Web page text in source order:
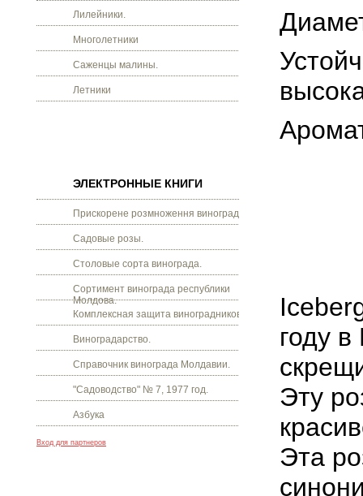
Лилейники.
Многолетники
Саженцы малины.
Летники
ЭЛЕКТРОННЫЕ КНИГИ
Прискорене розмноження винограду.
Садовые розы.
Столовые сорта винограда.
Сортимент винограда республики
Молдова.
Комплексная защита виноградников.
Виноградарство.
Справочник винограда Молдавии.
"Садоводство" № 7, 1977 год.
Азбука
Вход для партнеров
году в
Эту
Эта